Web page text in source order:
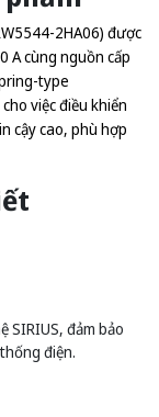
2HA06) được
A cùng nguồn cấp
type
việc điều khiển
cậy cao, phù hợp
SIRIUS, đảm bảo
điện.